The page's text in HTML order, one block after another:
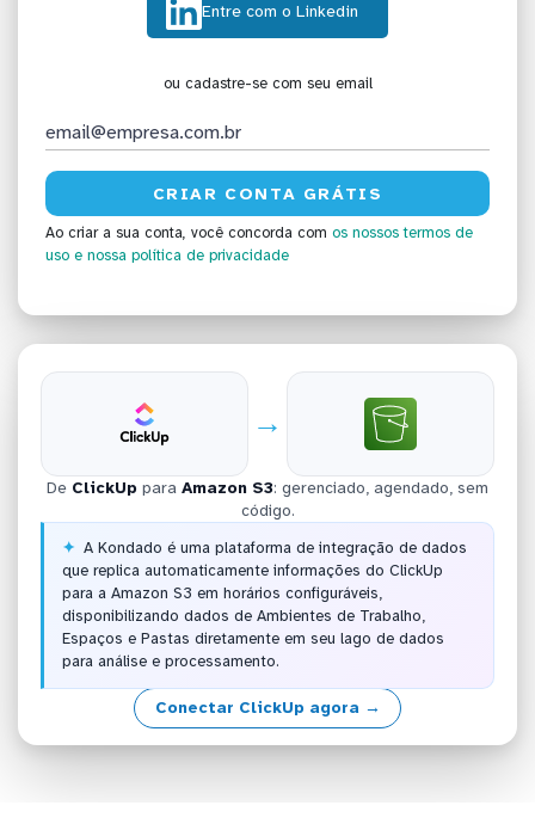
Entre com o Linkedin
ou cadastre-se com seu email
Ao criar a sua conta, você concorda com os nossos termos de
uso e nossa política de privacidade
→
De ClickUp para Amazon S3: gerenciado, agendado, sem
código.
A Kondado é uma plataforma de integração de dados
que replica automaticamente informações do ClickUp
para a Amazon S3 em horários configuráveis,
disponibilizando dados de Ambientes de Trabalho,
Espaços e Pastas diretamente em seu lago de dados
para análise e processamento.
Conectar ClickUp agora →